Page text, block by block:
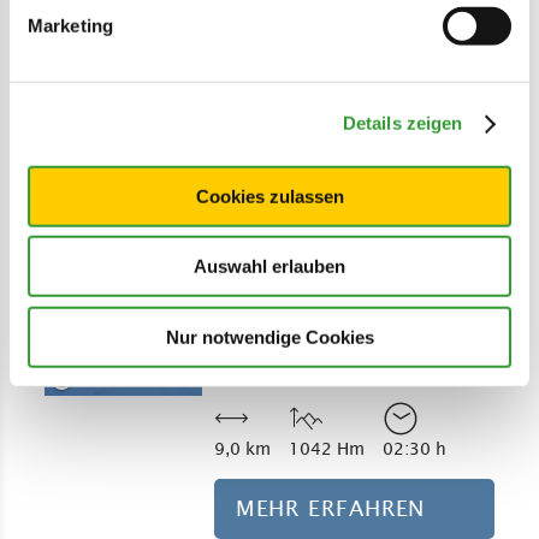
Marketing
Details zeigen
Cookies zulassen
Auswahl erlauben
Nur notwendige Cookies
©
MEHR ERFAHREN
©
Skitour
Nattersbergalm-
Hemmersuppenalm-
Fellhorn
9,0 km 1042 Hm 02:30 h
MEHR ERFAHREN